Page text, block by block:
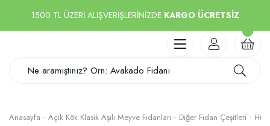
1500 TL ÜZERİ ALIŞVERİŞLERİNİZDE KARGO ÜCRETSİZ
Anasayfa Açık Kök Klasik Aşılı Meyve Fidanları Diğer Fidan Çeşitleri